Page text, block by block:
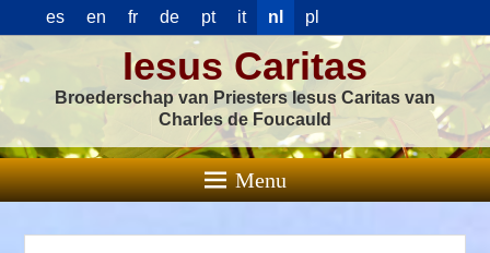
es en fr de pt it nl pl
Iesus Caritas
Broederschap van Priesters Iesus Caritas van
Charles de Foucauld
Menu